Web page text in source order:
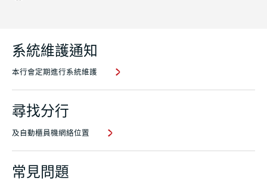
系統維護通知
本行會定期進行系統維護
尋找分行
及自動櫃員機網絡位置
常見問題